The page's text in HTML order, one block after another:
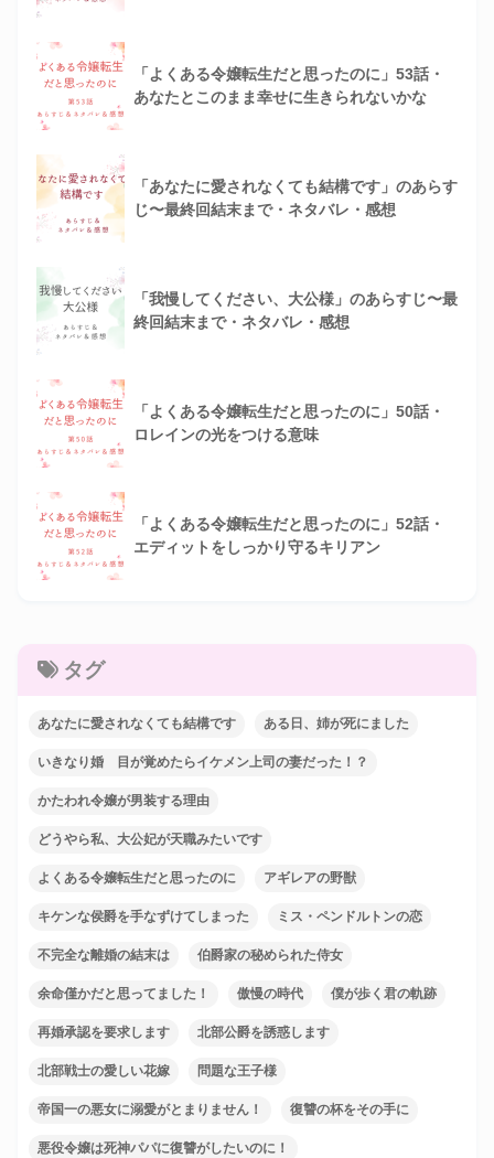
「よくある令嬢転生だと思ったのに」53話・
あなたとこのまま幸せに生きられないかな
「あなたに愛されなくても結構です」のあらす
じ〜最終回結末まで・ネタバレ・感想
「我慢してください、大公様」のあらすじ〜最
終回結末まで・ネタバレ・感想
「よくある令嬢転生だと思ったのに」50話・
ロレインの光をつける意味
「よくある令嬢転生だと思ったのに」52話・
エディットをしっかり守るキリアン
タグ
あなたに愛されなくても結構です ある日、姉が死にました
いきなり婚 目が覚めたらイケメン上司の妻だった！？
かたわれ令嬢が男装する理由
どうやら私、大公妃が天職みたいです
よくある令嬢転生だと思ったのに アギレアの野獣
キケンな侯爵を手なずけてしまった ミス・ペンドルトンの恋
不完全な離婚の結末は 伯爵家の秘められた侍女
余命僅かだと思ってました！ 傲慢の時代 僕が歩く君の軌跡
再婚承認を要求します 北部公爵を誘惑します
北部戦士の愛しい花嫁 問題な王子様
帝国一の悪女に溺愛がとまりません！ 復讐の杯をその手に
悪役令嬢は死神パパに復讐がしたいのに！